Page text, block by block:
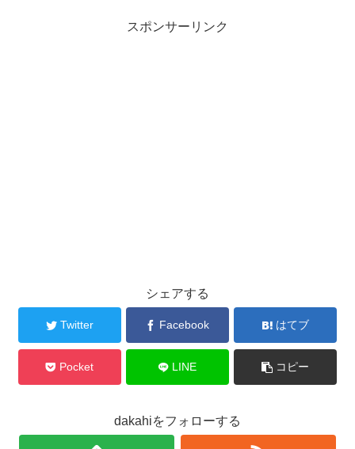
スポンサーリンク
シェアする
Twitter Facebook はてブ
Pocket LINE コピー
dakahiをフォローする